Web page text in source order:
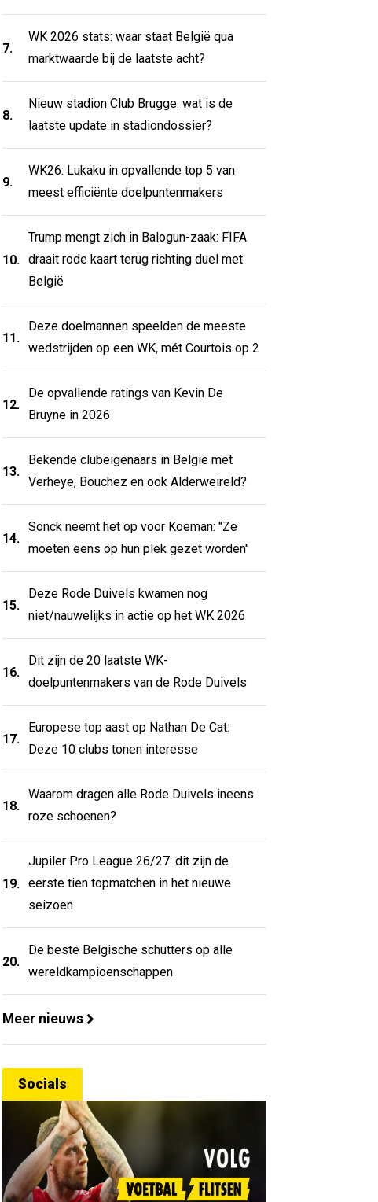
7.
WK 2026 stats: waar staat België qua
marktwaarde bij de laatste acht?
8.
Nieuw stadion Club Brugge: wat is de
laatste update in stadiondossier?
9.
WK26: Lukaku in opvallende top 5 van
meest efficiënte doelpuntenmakers
10.
Trump mengt zich in Balogun-zaak: FIFA
draait rode kaart terug richting duel met
België
11.
Deze doelmannen speelden de meeste
wedstrijden op een WK, mét Courtois op 2
12.
De opvallende ratings van Kevin De
Bruyne in 2026
13.
Bekende clubeigenaars in België met
Verheye, Bouchez en ook Alderweireld?
14.
Sonck neemt het op voor Koeman: "Ze
moeten eens op hun plek gezet worden"
15.
Deze Rode Duivels kwamen nog
niet/nauwelijks in actie op het WK 2026
16.
Dit zijn de 20 laatste WK-
doelpuntenmakers van de Rode Duivels
17.
Europese top aast op Nathan De Cat:
Deze 10 clubs tonen interesse
18.
Waarom dragen alle Rode Duivels ineens
roze schoenen?
19.
Jupiler Pro League 26/27: dit zijn de
eerste tien topmatchen in het nieuwe
seizoen
20.
De beste Belgische schutters op alle
wereldkampioenschappen
Meer nieuws
Socials